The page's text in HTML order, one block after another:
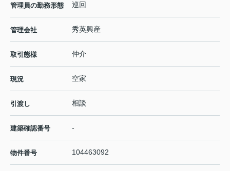
管理員の勤務形態 巡回
管理会社 秀英興産
取引態様 仲介
現況 空家
引渡し 相談
建築確認番号 -
物件番号 104463092